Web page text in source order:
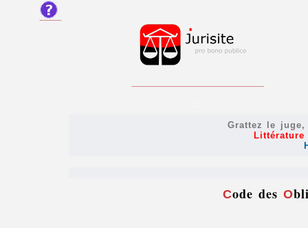
Grattez le
Code desO